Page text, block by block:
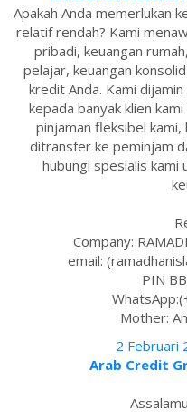
Apakah Anda memerlukan
relatif rendah? Kami
pribadi, keuangan
pelajar, keuangan
kredit Anda. Kami
kepada banyak klien
pinjaman fleksibel
ditransfer ke peminjam
hubungi spesialis kami
Company:
email:
PIN
Mother:
2 Februari
Arab Credit